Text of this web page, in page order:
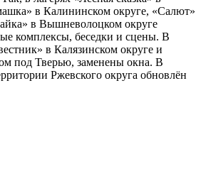
в Калининском округе, «Салют»
в Вышневолоцком округе
комплексы, беседки и сцены. В
в Калязинском округе и
под Тверью, заменены окна. В
Ржевского округа обновлён